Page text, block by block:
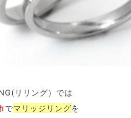
リリング）では
でマリッジ リングを